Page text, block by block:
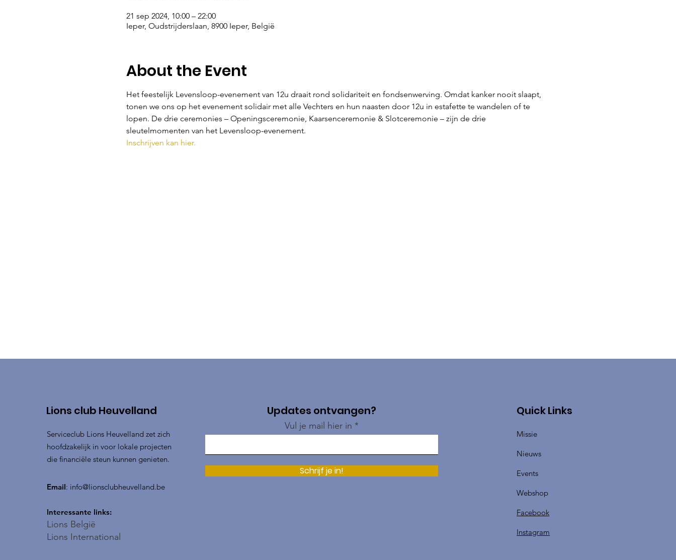
21 sep 2024, 10:00 – 22:00
Ieper, Oudstrijderslaan, 8900 Ieper, België
About the Event
Het feestelijk Levensloop-evenement van 12u draait rond solidariteit en fondsenwerving. Omdat kanker nooit slaapt,
tonen we ons op het evenement solidair met alle Vechters en hun naasten door 12u in estafette te wandelen of te
lopen. De drie ceremonies – Openingsceremonie, Kaarsenceremonie & Slotceremonie – zijn de drie
sleutelmomenten van het Levensloop-evenement.
Inschrijven kan hier.
Lions club Heuvelland
Serviceclub Lions Heuvelland zet zich
hoofdzakelijk in voor lokale projecten
die financiële steun kunnen genieten.
Email: info@lionsclubheuvelland.be
Interessante links:
Lions België
Lions International
Updates ontvangen?
Vul je mail hier in
Schrijf je in!
Quick Links
Missie
Nieuws
Events
Webshop
Facebook
Instagram